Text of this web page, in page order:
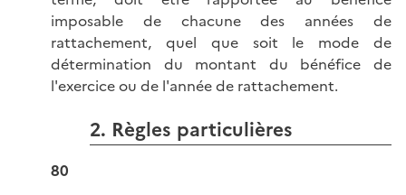
imposable de chacune des années de
rattachement, quel que soit le mode de
détermination du montant du bénéfice de
l'exercice ou de l'année de rattachement.
2. Règles particulières
80